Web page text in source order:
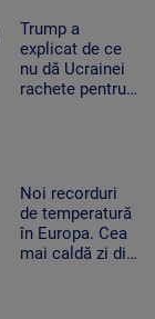
Trump a
explicat de ce
nu dă Ucrainei
rachete pentru
Noi recorduri
de temperatură
în Europa. Cea
mai caldă zi din